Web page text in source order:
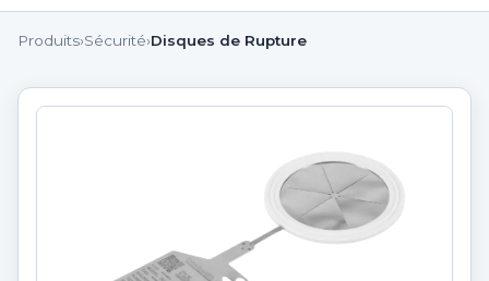
Produits›Sécurité›Disques de Rupture